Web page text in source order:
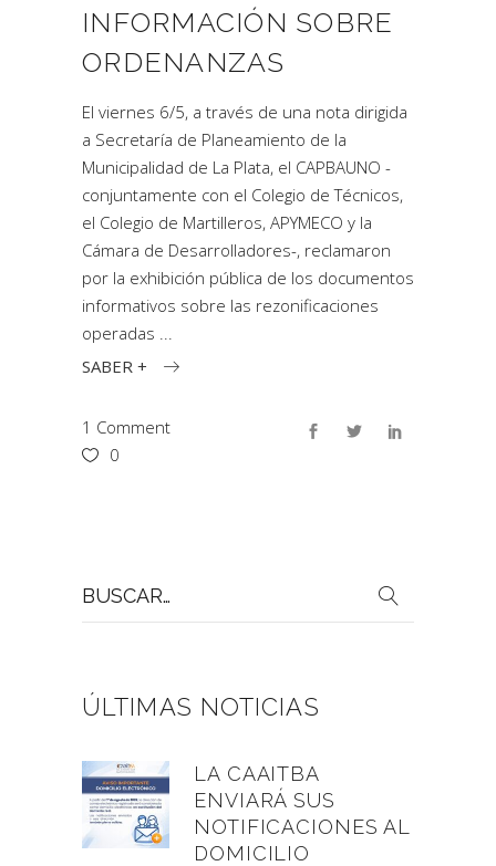
INFORMACIÓN SOBRE
ORDENANZAS
El viernes 6/5, a través de una nota dirigida
a Secretaría de Planeamiento de la
Municipalidad de La Plata, el CAPBAUNO -
conjuntamente con el Colegio de Técnicos,
el Colegio de Martilleros, APYMECO y la
Cámara de Desarrolladores-, reclamaron
por la exhibición pública de los documentos
informativos sobre las rezonificaciones
operadas
SABER +
1 Comment
0
por:
ÚLTIMAS NOTICIAS
LA CAAITBA
ENVIARÁ SUS
NOTIFICACIONES AL
DOMICILIO